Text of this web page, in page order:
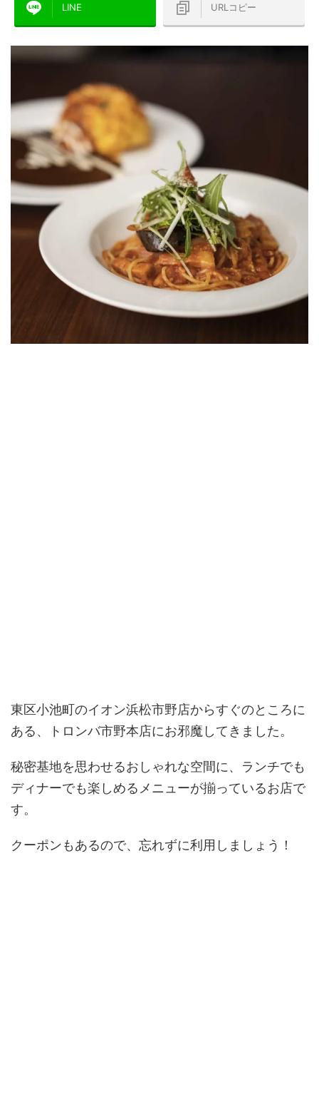
LINE URLコピー
東区小池町のイオン浜松市野店からすぐのところに
ある、トロンバ市野本店にお邪魔してきました。
秘密基地を思わせるおしゃれな空間に、ランチでも
ディナーでも楽しめるメニューが揃っているお店で
す。
クーポンもあるので、忘れずに利用しましょう！